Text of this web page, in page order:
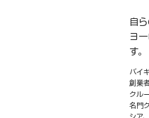
自
ヨ
す。
バイ
創業
クル
名門